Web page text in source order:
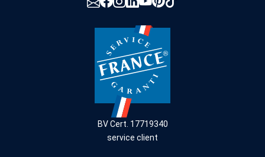
BV Cert. 17719340
service client